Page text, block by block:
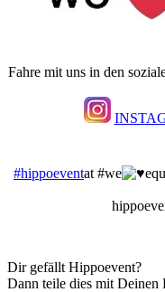
Fahre mit uns in den
#hippoeventat #we
Dir gefällt Hippoevent?
Dann teile dies mit Deinen